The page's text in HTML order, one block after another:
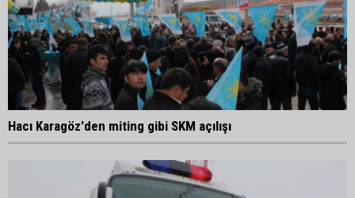
Hacı Karagöz'den miting gibi SKM açılışı